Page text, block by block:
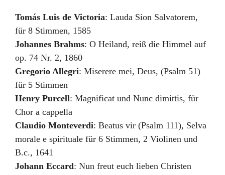
Tomás Luis de Victoria: Lauda Sion Salvatorem,
für 8 Stimmen, 1585
Johannes Brahms: O Heiland, reiß die Himmel auf
op. 74 Nr. 2, 1860
Gregorio Allegri: Miserere mei, Deus, (Psalm 51)
für 5 Stimmen
Henry Purcell: Magnificat und Nunc dimittis, für
Chor a cappella
Claudio Monteverdi: Beatus vir (Psalm 111), Selva
morale e spirituale für 6 Stimmen, 2 Violinen und
B.c., 1641
Johann Eccard: Nun freut euch lieben Christen